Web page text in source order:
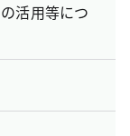
活用等につ